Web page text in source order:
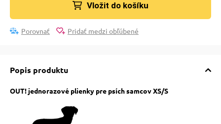
Vložit do košíku
Porovnať Pridať medzi obľúbené
Popis produktu
OUT! jednorazové plienky pre psích samcov XS/S